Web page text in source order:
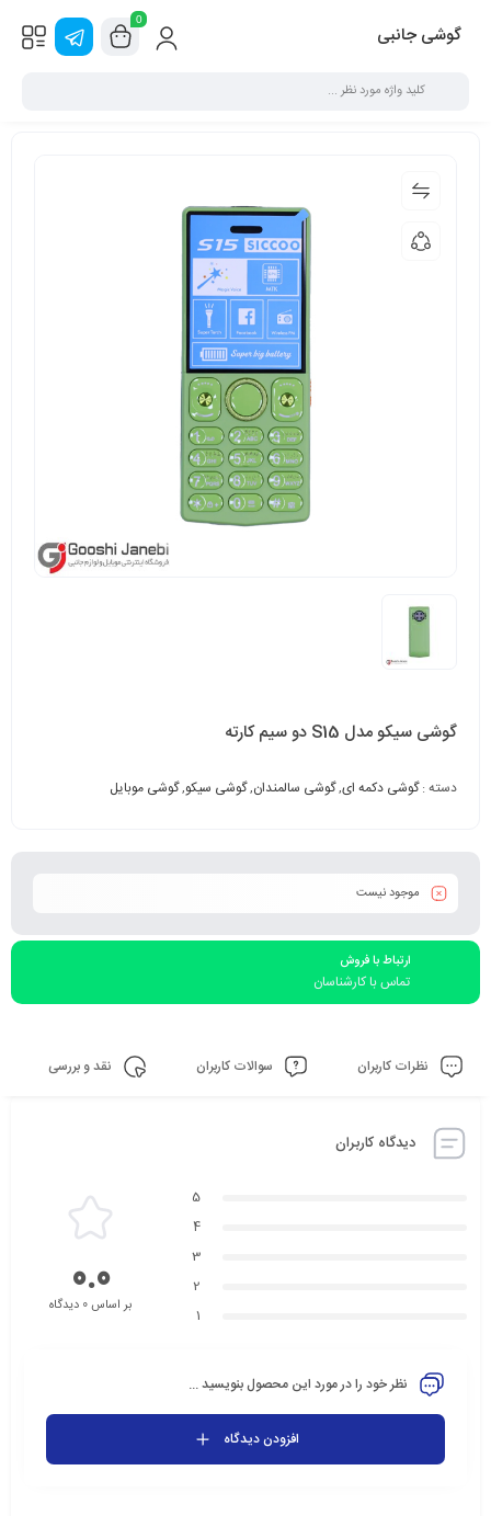
گوشی جانبی
0
گوشی سیکو مدل S15 دو سیم کارته
دسته :گوشی دکمه ای,گوشی سالمندان,گوشی سیکو,گوشی موبایل
موجود نیست
ارتباط با فروش
تماس با کارشناسان
نظرات کاربران سوالات کاربران نقد و بررسی
دیدگاه کاربران
5
4
3
2
1
0.0بر اساس 0 دیدگاه
نظر خود را در مورد این محصول بنویسید ...
افزودن دیدگاه